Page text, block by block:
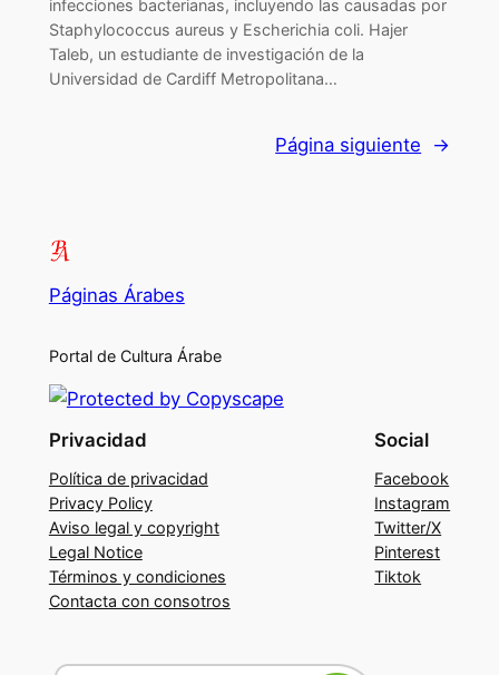
infecciones bacterianas, incluyendo las causadas por
Staphylococcus aureus y Escherichia coli. Hajer
Taleb, un estudiante de investigación de la
Universidad de Cardiff Metropolitana…
Página siguiente →
Páginas Árabes
Portal de Cultura Árabe
Privacidad
Política de privacidad
Privacy Policy
Aviso legal y copyright
Legal Notice
Términos y condiciones
Contacta con consotros
Social
Facebook
Instagram
Twitter/X
Pinterest
Tiktok